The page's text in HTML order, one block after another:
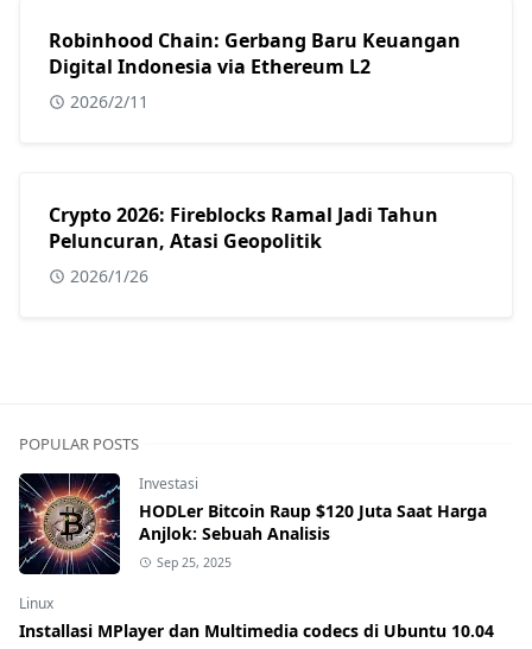
Robinhood Chain: Gerbang Baru Keuangan
Digital Indonesia via Ethereum L2
2026/2/11
Crypto 2026: Fireblocks Ramal Jadi Tahun
Peluncuran, Atasi Geopolitik
2026/1/26
POPULAR POSTS
Investasi
HODLer Bitcoin Raup $120 Juta Saat Harga
Anjlok: Sebuah Analisis
Sep 25, 2025
Linux
Installasi MPlayer dan Multimedia codecs di Ubuntu 10.04